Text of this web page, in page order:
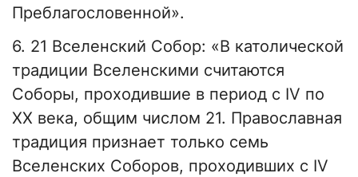
Преблагословенной».
6. 21 Вселенский Собор: «В католической
традиции Вселенскими считаются
Соборы, проходившие в период с IV по
ХХ века, общим числом 21. Православная
традиция признает только семь
Вселенских Соборов, проходивших с IV